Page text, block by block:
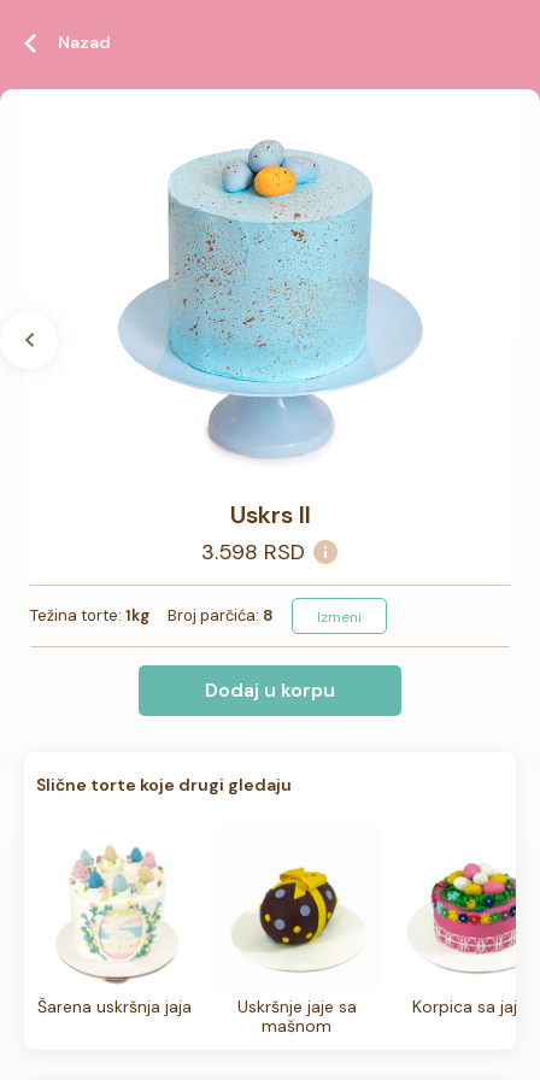
Nazad
Uskrs II
3.598 RSD
Težina torte: 1kg Broj parčića: 8 Izmeni
Dodaj u korpu
Slične torte koje drugi gledaju
Šarena uskršnja jaja
Uskršnje jaje sa
mašnom
Korpica sa